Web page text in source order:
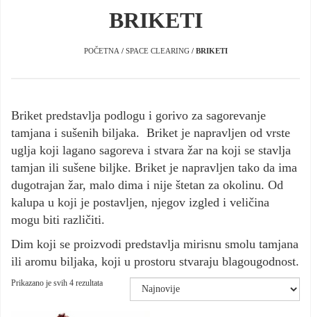
BRIKETI
POČETNA / SPACE CLEARING/ BRIKETI
Briket predstavlja podlogu i gorivo za sagorevanje
tamjana i sušenih biljaka. Briket je napravljen od vrste
uglja koji lagano sagoreva i stvara žar na koji se stavlja
tamjan ili sušene biljke. Briket je napravljen tako da ima
dugotrajan žar, malo dima i nije štetan za okolinu. Od
kalupa u koji je postavljen, njegov izgled i veličina
mogu biti različiti.
Dim koji se proizvodi predstavlja mirisnu smolu tamjana
ili aromu biljaka, koji u prostoru stvaraju blagougodnost.
Prikazano je svih 4 rezultataSortirano